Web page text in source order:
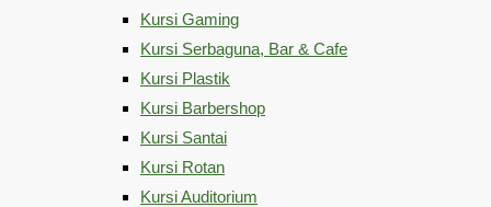
Kursi Gaming
Kursi Serbaguna, Bar & Cafe
Kursi Plastik
Kursi Barbershop
Kursi Santai
Kursi Rotan
Kursi Auditorium